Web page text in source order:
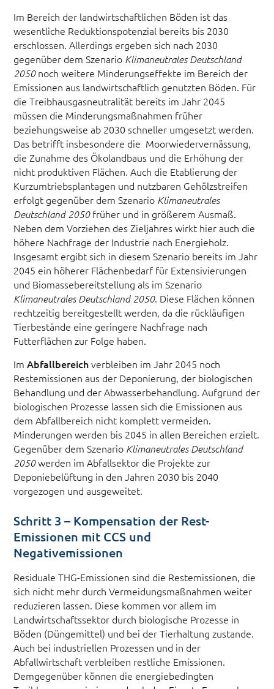
Im Bereich der landwirtschaftlichen Böden ist das
wesentliche Reduktionspotenzial bereits bis 2030
erschlossen. Allerdings ergeben sich nach 2030
gegenüber dem Szenario Klimaneutrales Deutschland
2050noch weitere Minderungseffekte im Bereich der
Emissionen aus landwirtschaftlich genutzten Böden. Für
die Treibhausgasneutralität bereits im Jahr 2045
müssen die Minderungsmaßnahmen früher
beziehungsweise ab 2030 schneller umgesetzt werden.
Das betrifft insbesondere die Moorwiedervernässung,
die Zunahme des Ökolandbaus und die Erhöhung der
nicht produktiven Flächen. Auch die Etablierung der
Kurzumtriebsplantagen und nutzbaren Gehölzstreifen
erfolgt gegenüber dem Szenario Klimaneutrales
Deutschland 2050früher und in größerem Ausmaß.
Neben dem Vorziehen des Zieljahres wirkt hier auch die
höhere Nachfrage der Industrie nach Energieholz.
Insgesamt ergibt sich in diesem Szenario bereits im Jahr
2045 ein höherer Flächenbedarf für Extensivierungen
und Biomassebereitstellung als im Szenario
Klimaneutrales Deutschland 2050. Diese Flächen können
rechtzeitig bereitgestellt werden, da die rückläufigen
Tierbestände eine geringere Nachfrage nach
Futterflächen zur Folge haben.
ImAbfallbereichverbleiben im Jahr 2045 noch
Restemissionen aus der Deponierung, der biologischen
Behandlung und der Abwasserbehandlung. Aufgrund der
biologischen Prozesse lassen sich die Emissionen aus
dem Abfallbereich nicht komplett vermeiden.
Minderungen werden bis 2045 in allen Bereichen erzielt.
Gegenüber dem Szenario Klimaneutrales Deutschland
2050werden im Abfallsektor die Projekte zur
Deponiebelüftung in den Jahren 2030 bis 2040
vorgezogen und ausgeweitet.
Schritt 3 – Kompensation der Rest-
Emissionen mit CCS und
Negativemissionen
Residuale THG-Emissionen sind die Restemissionen, die
sich nicht mehr durch Vermeidungsmaßnahmen weiter
reduzieren lassen. Diese kommen vor allem im
Landwirtschaftssektor durch biologische Prozesse in
Böden (Düngemittel) und bei der Tierhaltung zustande.
Auch bei industriellen Prozessen und in der
Abfallwirtschaft verbleiben restliche Emissionen.
Demgegenüber können die energiebedingten